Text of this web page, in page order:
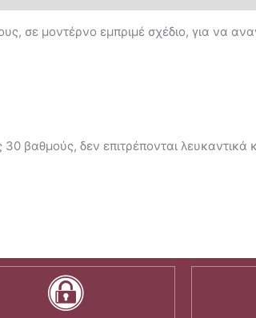
σε μοντέρνο εμπριμέ σχέδιο, για να
βαθμούς, δεν επιτρέπονται λευκαντικά